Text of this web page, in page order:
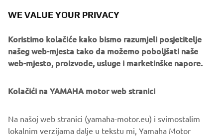
deep-V hulls, they offer sporty, assured handling designed
coastal explorers, White Shark models provide spacious
decks and robust performance. They thrive where
weather and waves demand respect. Each vessel is a
high-end construction standards and an uncompromising
attention to detail.
WE VALUE YOUR PRIVACY
Koristimo kolačiće kako bismo razumjeli posjetitelje
našeg web-mjesta tako da možemo poboljšati naše
web-mjesto, proizvode, usluge i marketinške napore.
Kolačići na YAMAHA motor web stranici
Na našoj web stranici (yamaha-motor.eu) i svimostalim
lokalnim verzijama dalje u tekstu mi, Yamaha Motor